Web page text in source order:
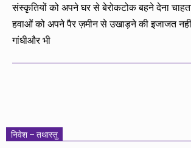
संस्कृतियों को अपने घर से बेरोकटोक बहने देना
हवाओं को अपने पैर ज़मीन से उखाड़ने की इजाजत नहीं
गांधीऔर भी
निवेश – तथास्तु